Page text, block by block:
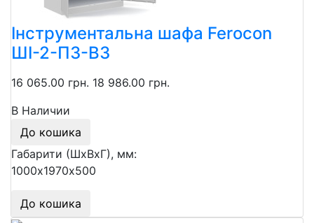
Інструментальна шафа Ferocon
ШІ-2-П3-В3
16 065.00 грн. 18 986.00 грн.
В Наличии
До кошика
Габарити (ШхВхГ), мм:
1000х1970х500
До кошика